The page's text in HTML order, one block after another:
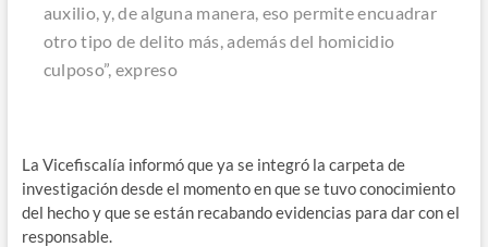
auxilio, y, de alguna manera, eso permite encuadrar
otro tipo de delito más, además del homicidio
culposo”, expreso
La Vicefiscalía informó que ya se integró la carpeta de
investigación desde el momento en que se tuvo conocimiento
del hecho y que se están recabando evidencias para dar con el
responsable.